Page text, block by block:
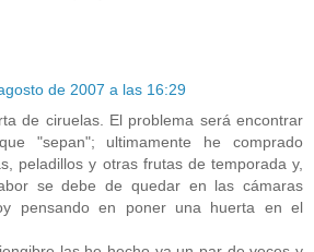
de 2007 a las 16:29
de ciruelas. El problema será encontrar
"sepan"; ultimamente he comprado
peladillos y otras frutas de temporada y,
se debe de quedar en las cámaras
pensando en poner una huerta en el